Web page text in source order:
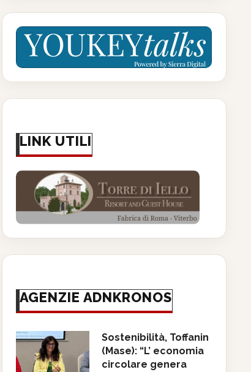
LINK UTILI
AGENZIE ADNKRONOS
Sostenibilità, Toffanin
(Mase): “L’ economia
circolare genera